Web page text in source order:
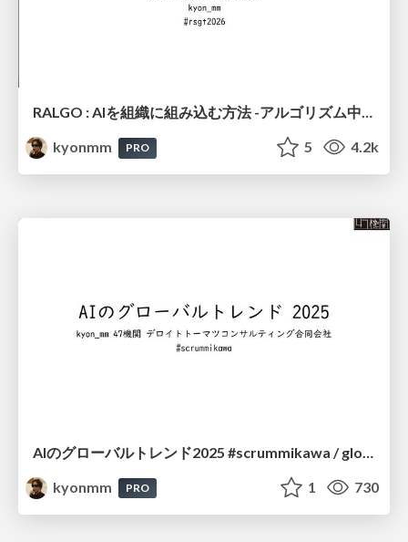
RALGO : AIを組織に組み込む方法 -アルゴリズム中心組織設計- #RSGT2026 / RALGO: How to Integrate AI into an Organization – Algorithm-Centric Organizational Design
kyonmm
PRO 5 4.2k
AIのグローバルトレンド2025 #scrummikawa / global ai trend
kyonmm
PRO 1 730